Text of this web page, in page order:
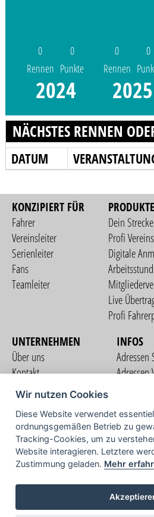
0
Rennen
0
Punkte
2024
0
Rennen
0
2025
NÄCHSTES RENNEN
DATUM
KONZIPIERT FÜR
Fahrer
Vereinsleiter
Serienleiter
Fans
Teamleiter
PRODUKTE
Dein
Profi
Digitale
Live
Profi
UNTERNEHMEN
Über uns
Kontakt
Nutzungsbedingungen
Datenschutzerklärung
Impressum
INFOS
Adressen
Adressen
Wir nutzen Cookies
Diese Website verwendet
ordnungsgemäßen Betrieb zu
Tracking-Cookies, um zu
Website interagieren. Letztere
Zustimmung geladen. Mehr